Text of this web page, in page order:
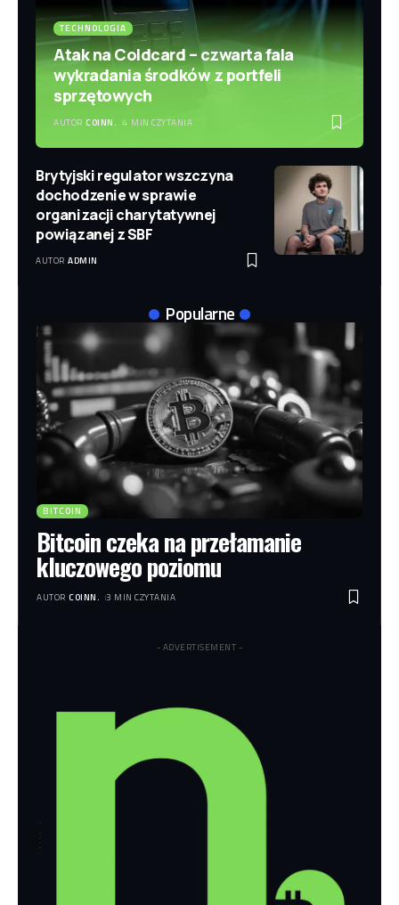
TECHNOLOGIA
Atak na Coldcard – czwarta fala
wykradania środków z portfeli
sprzętowych
AUTOR COINN. 4 MIN CZYTANIA
Brytyjski regulator wszczyna
dochodzenie w sprawie
organizacji charytatywnej
powiązanej z SBF
AUTOR ADMIN
Popularne
BITCOIN
Bitcoin czeka na przełamanie
kluczowego poziomu
AUTOR COINN. 3 MIN CZYTANIA
- ADVERTISEMENT -